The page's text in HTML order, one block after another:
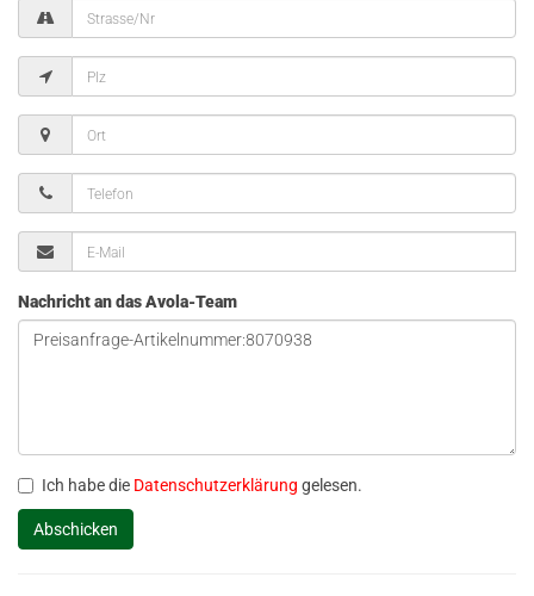
Nachricht an das Avola-Team
Ich habe die Datenschutzerklärung gelesen.